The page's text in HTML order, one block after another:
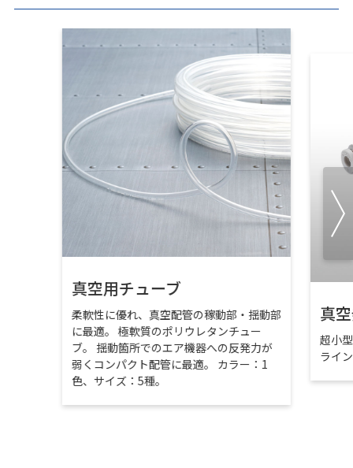
真空用チューブ
柔軟性に優れ、真空配管の稼動部・揺動部
に最適。 極軟質のポリウレタンチュー
ブ。 揺動箇所でのエア機器への反発力が
弱くコンパクト配管に最適。 カラー：1
色、サイズ：5種。
真
超小
ライ